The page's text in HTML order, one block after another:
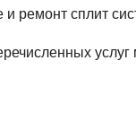
ремонт сплит